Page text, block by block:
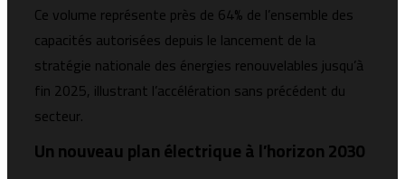
Ce volume représente près de 64% de l’ensemble des
capacités autorisées depuis le lancement de la
stratégie nationale des énergies renouvelables jusqu’à
fin 2025, illustrant l’accélération sans précédent du
secteur.
Un nouveau plan électrique à l’horizon 2030